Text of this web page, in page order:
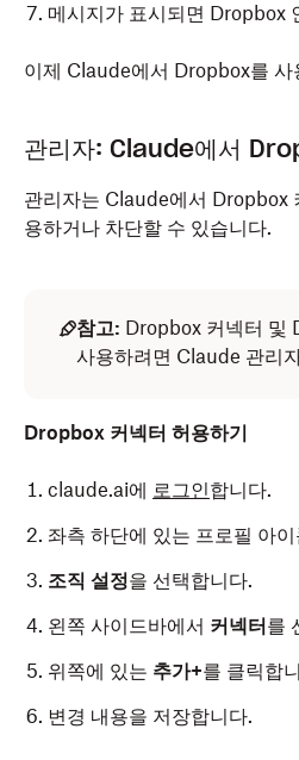
메시지가 표시되면 Dropbox
이제 Claude에서 Dropbox를 사
관리자: Claude에서
관리자는 Claude에서 Dropbox
용하거나 차단할 수 있습니다.
참고: Dropbox 커넥터 및
사용하려면 Claude 관리
Dropbox 커넥터 허용하기
claude.ai에 로그인합니다.
좌측 하단에 있는 프로필 아
조직 설정을 선택합니다.
왼쪽 사이드바에서 커넥터를
위쪽에 있는 추가+를 클릭합
변경 내용을 저장합니다.